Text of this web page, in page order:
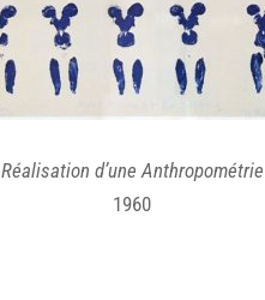
Réalisation d’une Anthropométrie
1960